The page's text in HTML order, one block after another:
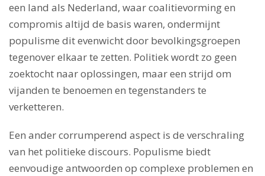
een land als Nederland, waar coalitievorming en
compromis altijd de basis waren, ondermijnt
populisme dit evenwicht door bevolkingsgroepen
tegenover elkaar te zetten. Politiek wordt zo geen
zoektocht naar oplossingen, maar een strijd om
vijanden te benoemen en tegenstanders te
verketteren.
Een ander corrumperend aspect is de verschraling
van het politieke discours. Populisme biedt
eenvoudige antwoorden op complexe problemen en